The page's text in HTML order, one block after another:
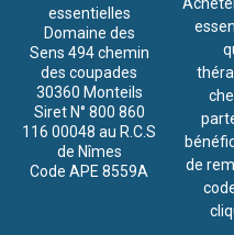
essentielles
Domaine des
Sens 494 chemin
des coupades
30360 Monteils
Siret N° 800 860
116 00048 au R.C.S
de Nîmes
Code APE 8559A
de